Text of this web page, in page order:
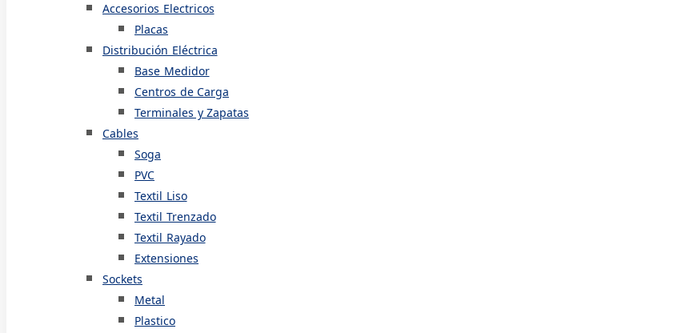
Accesorios Electricos
Placas
Distribución Eléctrica
Base Medidor
Centros de Carga
Terminales y Zapatas
Cables
Soga
PVC
Textil Liso
Textil Trenzado
Textil Rayado
Extensiones
Sockets
Metal
Plastico